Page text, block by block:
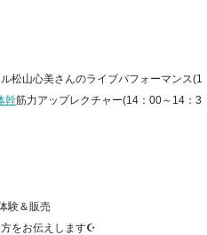
松山心美さんのライブパフォーマンス(1
幹筋力アップレクチャー(14：00～14：3
験＆販売
をお伝えします☪